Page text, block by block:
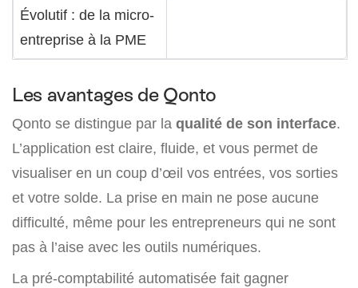
Évolutif : de la micro-
entreprise à la PME
Les avantages de Qonto
Qonto se distingue par la qualité de son interface.
L’application est claire, fluide, et vous permet de
visualiser en un coup d’œil vos entrées, vos sorties
et votre solde. La prise en main ne pose aucune
difficulté, même pour les entrepreneurs qui ne sont
pas à l’aise avec les outils numériques.
La pré-comptabilité automatisée fait gagner